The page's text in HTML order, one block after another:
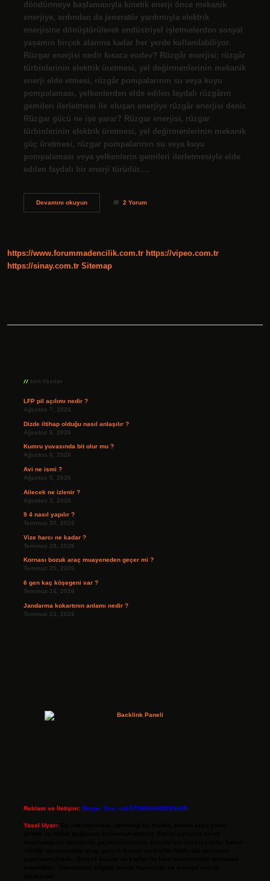
döndürmeye başlamasıyla kinetik enerji önce mekanik
enerjiye, ardından da jeneratör yardımıyla elektrik
enerjisine dönüştürülerek endüstriyel işletmelerden sosyal
yaşamın birçok alanına kadar her yerde kullanılabiliyor.
Rüzgar enerjisi nedir kısaca eodev? Rüzgâr enerjisi; rüzgâr
türbinlerinin elektrik üretmesi, yel değirmenlerinin mekanik
enerji elde etmesi, rüzgâr pompalarının su veya kuyu
pompalaması, yelkenlerden elde edilen faydalı rüzgârın
gemileri ilerletmesi ile oluşan enerjiye rüzgâr enerjisi denir.
Rüzgar gücü ne işe yarar? Rüzgar enerjisi, rüzgar
türbinlerinin elektrik üretmesi, yel değirmenlerinin mekanik
güç üretmesi, rüzgar pompalarının su veya kuyu
pompalaması veya yelkenlerin gemileri ilerletmesiyle elde
edilen faydalı bir enerji türüdür.…
Devamını okuyunRüzgar
2 Yorum
https://www.forummadencilik.com.tr https://vipeo.com.tr
https://sinay.com.tr Sitemap
Son Yazılar
LFP pil açılımı nedir ?
Ağustos 7, 2026
Dizde iltihap olduğu nasıl anlaşılır ?
Ağustos 6, 2026
Kumru yuvasında bit olur mu ?
Ağustos 6, 2026
Avi ne ismi ?
Ağustos 5, 2026
Ailecek ne izlenir ?
Ağustos 3, 2026
9 4 nasıl yapılır ?
Temmuz 30, 2026
Vize harcı ne kadar ?
Temmuz 29, 2026
Kornası bozuk araç muayeneden geçer mi ?
Temmuz 25, 2026
6 gen kaç köşegeni var ?
Temmuz 24, 2026
Jandarma kokartının anlamı nedir ?
Temmuz 23, 2026
Reklam ve İletişim: Skype: live:.cid.575569c608265c69
Yasal Uyarı: